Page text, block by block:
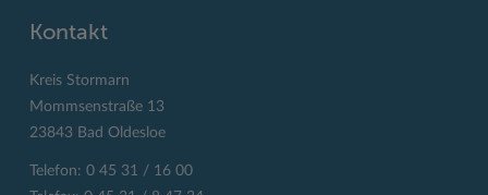
Kontakt
Kreis Stormarn
Mommsenstraße 13
23843 Bad Oldesloe
Telefon: 0 45 31 / 16 00